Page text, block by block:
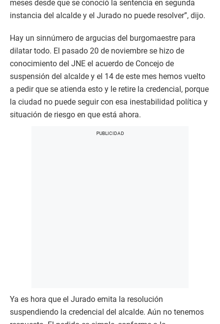
meses desde que se conoció la sentencia en segunda
instancia del alcalde y el Jurado no puede resolver”, dijo.
Hay un sinnúmero de argucias del burgomaestre para
dilatar todo. El pasado 20 de noviembre se hizo de
conocimiento del JNE el acuerdo de Concejo de
suspensión del alcalde y el 14 de este mes hemos vuelto
a pedir que se atienda esto y le retire la credencial, porque
la ciudad no puede seguir con esa inestabilidad política y
situación de riesgo en que está ahora.
Ya es hora que el Jurado emita la resolución
suspendiendo la credencial del alcalde. Aún no tenemos